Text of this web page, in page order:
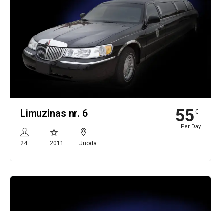
Limuzinas nr. 6
24 2011 Juoda
55€
Per Day